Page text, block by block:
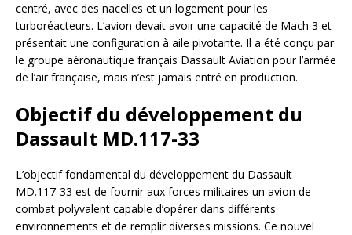
centré, avec des nacelles et un logement pour les
turboréacteurs. L’avion devait avoir une capacité de Mach 3 et
présentait une configuration à aile pivotante. Il a été conçu par
le groupe aéronautique français Dassault Aviation pour l’armée
de l’air française, mais n’est jamais entré en production.
Objectif du développement du
Dassault MD.117-33
L’objectif fondamental du développement du Dassault
MD.117-33 est de fournir aux forces militaires un avion de
combat polyvalent capable d’opérer dans différents
environnements et de remplir diverses missions. Ce nouvel